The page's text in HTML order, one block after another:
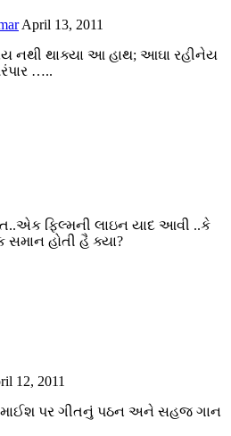
April 13, 2011
નથી થાક્યા આ હાથ; આઘા રહીનેય
…..
ફિલ્મની લાઇન યાદ આવી ..કે
હોતી હૈ ક્યા?
12, 2011
પર ગીતનું પઠન અને સહજ ગાન